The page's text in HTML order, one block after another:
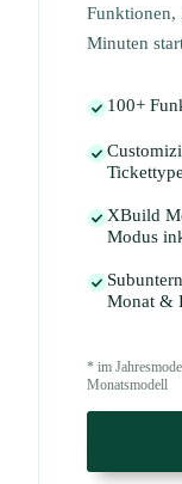
Minuten
100+
XBuild
Modus
Monat &
* im
Monatsmodell